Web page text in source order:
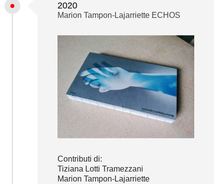
2020
Marion Tampon-Lajarriette ECHOS
Contributi di:
Tiziana Lotti Tramezzani
Marion Tampon-Lajarriette